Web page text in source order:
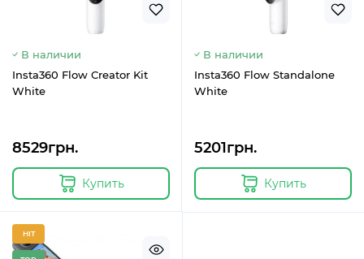
В наличии
Insta360 Flow Creator Kit
White
8529грн.
Купить
В наличии
Insta360 Flow Standalone
White
5201грн.
Купить
HIT